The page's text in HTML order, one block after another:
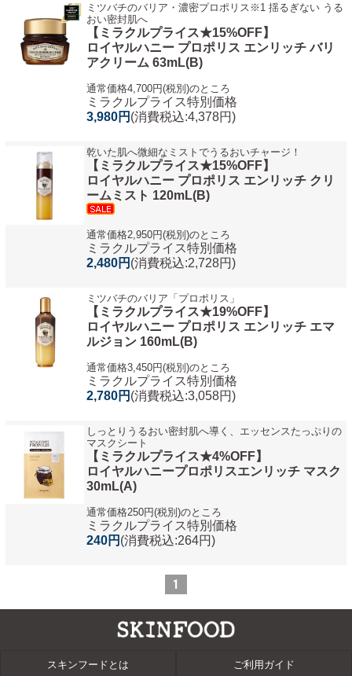
ミツバチのバリア・濃密プロポリス※1 揺るぎない うる
おい密封肌へ
【ミラクルプライス★15%OFF】
ロイヤルハニー プロポリス エンリッチ バリ
アクリーム 63mL(B)
通常価格4,700円(税別)のところ
ミラクルプライス特別価格
3,980円 (消費税込:4,378円)
乾いた肌へ微細なミストでうるおいチャージ！
【ミラクルプライス★15%OFF】
ロイヤルハニー プロポリス エンリッチ クリ
ームミスト 120mL(B)
通常価格2,950円(税別)のところ
ミラクルプライス特別価格
2,480円 (消費税込:2,728円)
ミツバチのバリア「プロポリス」
【ミラクルプライス★19%OFF】
ロイヤルハニー プロポリス エンリッチ エマ
ルジョン 160mL(B)
通常価格3,450円(税別)のところ
ミラクルプライス特別価格
2,780円 (消費税込:3,058円)
しっとりうるおい密封肌へ導く、エッセンスたっぷりの
マスクシート
【ミラクルプライス★4%OFF】
ロイヤルハニープロポリスエンリッチ マスク
30mL(A)
通常価格250円(税別)のところ
ミラクルプライス特別価格
240円 (消費税込:264円)
1
スキンフードとは ご利用ガイド